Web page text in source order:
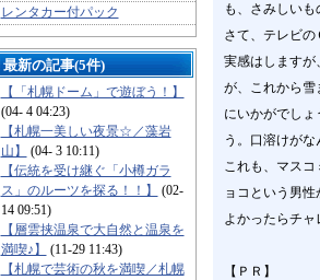
も、さみしいも
さて、テレビ
実感はしますが
が、これから雪
にいかがでし
う。口溶けがな
これも、マス
ョコという男
よかったらチャ
【ＰＲ】
レンタカー付パック
最新の記事(5件)
【「札幌ドーム」で遊ぼう！】
(04- 4 04:23)
【札幌一美しい夜景☆／藻岩
山】
(04- 3 10:11)
【伝統を受け継ぐ「小樽ガラ
ス」のルーツを探る！！】
(02-
14 09:51)
【層雲挟温泉で大自然と温泉を
満喫♪】
(11-29 11:43)
【札幌で芸術の秋を満喫／札幌